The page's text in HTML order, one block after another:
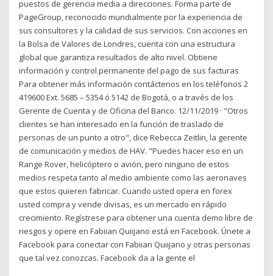
puestos de gerencia media a direcciones. Forma parte de
PageGroup, reconocido mundialmente por la experiencia de
sus consultores y la calidad de sus servicios. Con acciones en
la Bolsa de Valores de Londres, cuenta con una estructura
global que garantiza resultados de alto nivel. Obtiene
información y control permanente del pago de sus facturas
Para obtener más información contáctenos en los teléfonos 2
419600 Ext. 5685 – 5354 ó 5142 de Bogotá, o a través de los
Gerente de Cuenta y de Oficina del Banco. 12/11/2019 · "Otros
clientes se han interesado en la función de traslado de
personas de un punto a otro", dice Rebecca Zeitlin, la gerente
de comunicación y medios de HAV. "Puedes hacer eso en un
Range Rover, helicóptero o avión, pero ninguno de estos
medios respeta tanto al medio ambiente como las aeronaves
que estos quieren fabricar. Cuando usted opera en forex
usted compra y vende divisas, es un mercado en rápido
crecimiento. Regístrese para obtener una cuenta demo libre de
riesgos y opere en Fabiian Quiijano está en Facebook. Únete a
Facebook para conectar con Fabiian Quiijano y otras personas
que tal vez conozcas. Facebook da a la gente el